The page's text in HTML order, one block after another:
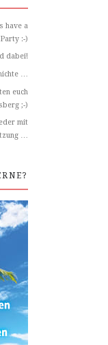
have a
Party :-)
dabei!
…
euch
;-)
mit
…